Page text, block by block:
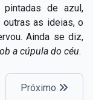
de azul,
outras as ideias, o
Ainda se diz,
a cúpula do céu.
Próximo